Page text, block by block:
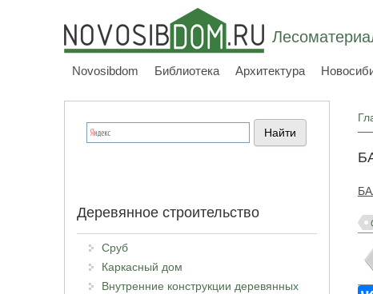
Novosibdom Библиотека Архитектура
Деревянное строительство
Сруб
Каркасный дом
Внутренние конструкции деревянных